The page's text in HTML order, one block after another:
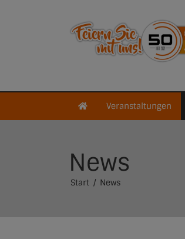
Veranstaltungen
News
Start News